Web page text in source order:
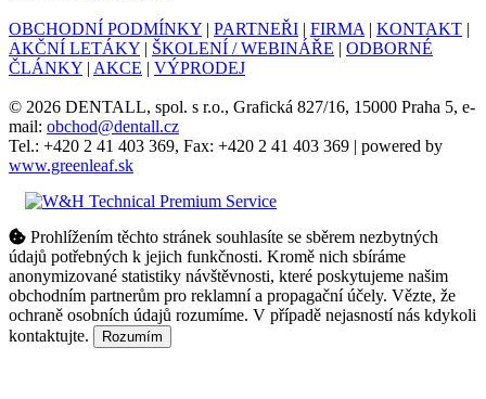
OBCHODNÍ PODMÍNKY | PARTNEŘI | FIRMA | KONTAKT |
AKČNÍ LETÁKY | ŠKOLENÍ / WEBINÁŘE | ODBORNÉ
ČLÁNKY | AKCE | VÝPRODEJ
© 2026 DENTALL, spol. s r.o., Grafická 827/16, 15000 Praha 5, e-
mail: obchod@dentall.cz
Tel.: +420 2 41 403 369, Fax: +420 2 41 403 369 | powered by
www.greenleaf.sk
Prohlížením těchto stránek souhlasíte se sběrem nezbytných
údajů potřebných k jejich funkčnosti. Kromě nich sbíráme
anonymizované statistiky návštěvnosti, které poskytujeme našim
obchodním partnerům pro reklamní a propagační účely. Vězte, že
ochraně osobních údajů rozumíme. V případě nejasností nás kdykoli
kontaktujte.
Rozumím